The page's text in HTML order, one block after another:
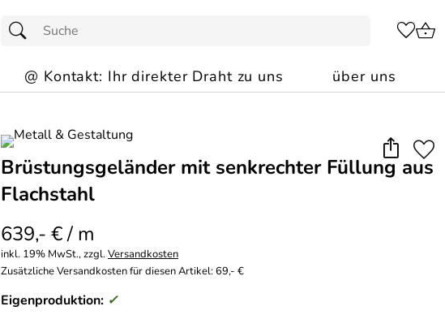
@ Kontakt: Ihr direkter Draht zu uns über uns
Brüstungsgeländer mit senkrechter Füllung aus
Flachstahl
639,- € / m
inkl. 19% MwSt., zzgl.Versandkosten
Zusätzliche Versandkosten für diesen Artikel: 69,- €
Eigenproduktion: ✓